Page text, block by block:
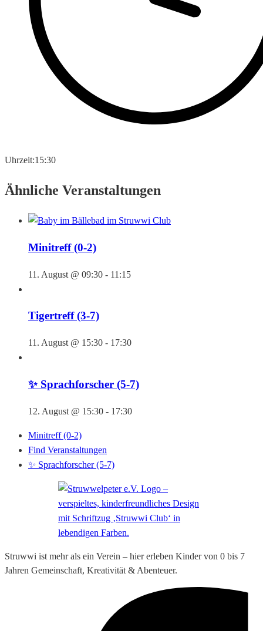
Uhrzeit:15:30
Ähnliche Veranstaltungen
Minitreff (0-2)
11. August @ 09:30 - 11:15
Tigertreff (3-7)
11. August @ 15:30 - 17:30
✨ Sprachforscher (5-7)
12. August @ 15:30 - 17:30
Minitreff (0-2)
Find Veranstaltungen
✨ Sprachforscher (5-7)
Struwwi ist mehr als ein Verein – hier erleben Kinder von 0 bis 7
Jahren Gemeinschaft, Kreativität & Abenteuer.